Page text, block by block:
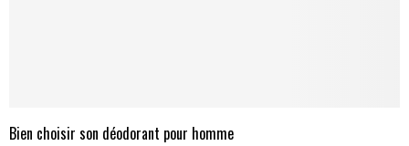
Bien choisir son déodorant pour homme